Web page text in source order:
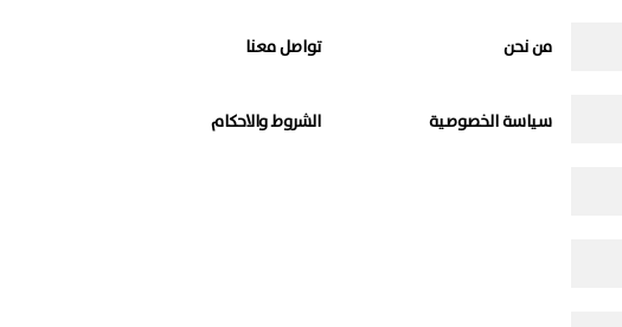
من نحن تواصل معنا
سياسة الخصوصية الشروط والاحكام